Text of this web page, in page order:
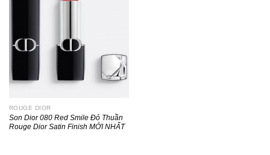
ROUGE DIOR
Son Dior 080 Red Smile Đỏ Thuần
Rouge Dior Satin Finish MỚI NHẤT